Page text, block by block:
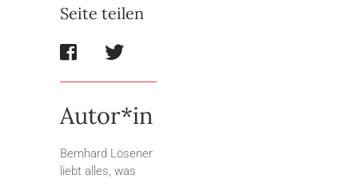
Seite teilen
Autor*in
Bernhard Lösener
liebt alles, was